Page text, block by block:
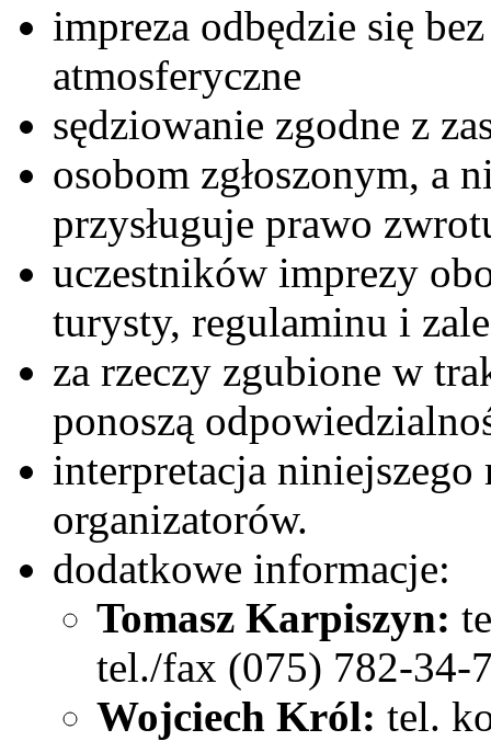
impreza odbędzie się
atmosferyczne
sędziowanie zgodne z
osobom zgłoszonym, a
przysługuje prawo
uczestników imprezy
turysty, regulaminu i
za rzeczy zgubione w
ponoszą
interpretacja niniejszego
organizatorów.
dodatkowe informacje:
Tomasz Karpiszyn:
tel./fax (075) 782-34-
Wojciech Król: tel.